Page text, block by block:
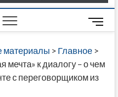
В
ГРУЗИИ
САЙТЕ
M
e
n
u
B
материалы > Главное>
мечта» к диалогу – о чем
с переговорщиком из